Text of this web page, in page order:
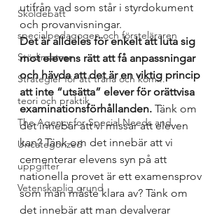
Skoldebatt
specialpedagogen och försteläraren
Stödinsatser
Strategier för att träna och kom...
teori och praktik
The Agency for Special Needs and...
Uncategorized
uppgifter
Vetenskaplig grund
utifrån vad som står i styrdokument
och provanvisningar.
Det är alldeles för enkelt att luta sig
mot elevens rätt att få anpassningar
och hävda att det är en viktig princip
att inte “utsätta” elever för orättvisa
examinationsförhållanden. Tänk om
det innebär att vi missar att eleven
kan? Tänk om det innebär att vi
cementerar elevens syn på att
nationella provet är ett examensprov
som man måste klara av? Tänk om
det innebär att man devalverar